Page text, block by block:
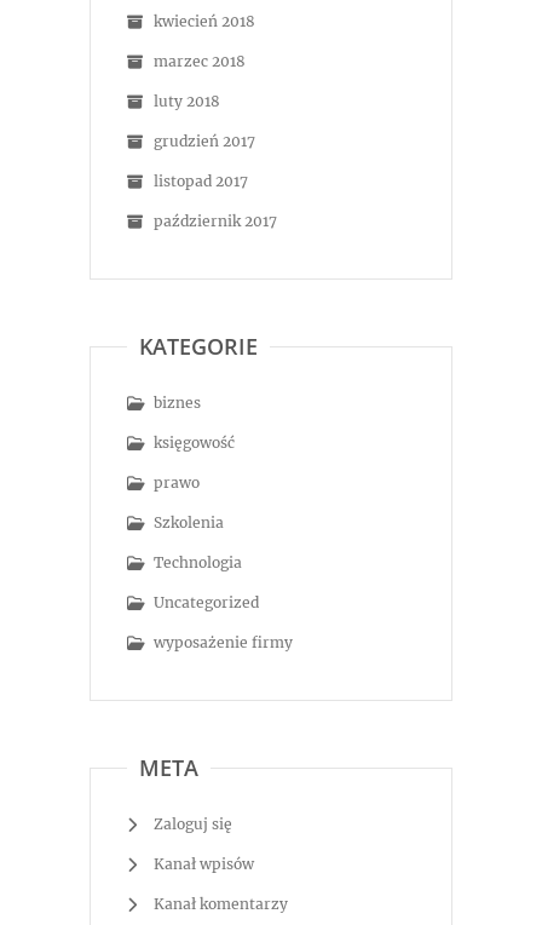
kwiecień 2018
marzec 2018
luty 2018
grudzień 2017
listopad 2017
październik 2017
KATEGORIE
biznes
księgowość
prawo
Szkolenia
Technologia
Uncategorized
wyposażenie firmy
META
Zaloguj się
Kanał wpisów
Kanał komentarzy